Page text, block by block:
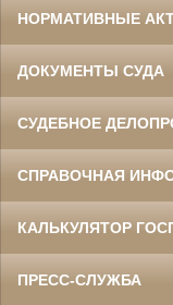
НОРМАТИВНЫЕ
ДОКУМЕНТЫ СУДА
СУДЕБНОЕ
СПРАВОЧНАЯ
КАЛЬКУЛЯТОР
ПРЕСС-СЛУЖБА